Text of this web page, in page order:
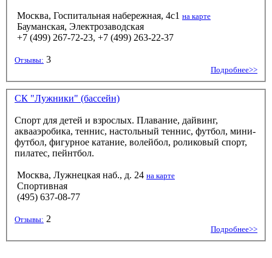
Москва, Госпитальная набережная, 4с1 на карте
Бауманская, Электрозаводская
+7 (499) 267-72-23, +7 (499) 263-22-37
Отзывы: 3
Подробнее>>
СК "Лужники" (бассейн)
Спорт для детей и взрослых. Плавание, дайвинг,
аквааэробика, теннис, настольный теннис, футбол, мини-
футбол, фигурное катание, волейбол, роликовый спорт,
пилатес, пейнтбол.
Москва, Лужнецкая наб., д. 24 на карте
Спортивная
(495) 637-08-77
Отзывы: 2
Подробнее>>